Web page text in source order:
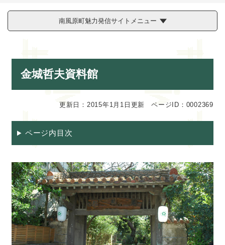
南風原町魅力発信サイトメニュー
金城哲夫資料館
更新日：2015年1月1日更新 ページID：0002369
ページ内目次